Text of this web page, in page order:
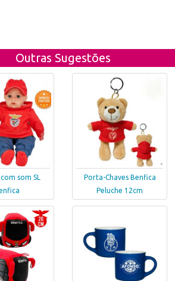
Outras Sugestões
som SL
Porta-Chaves Benfica
Peluche 12cm